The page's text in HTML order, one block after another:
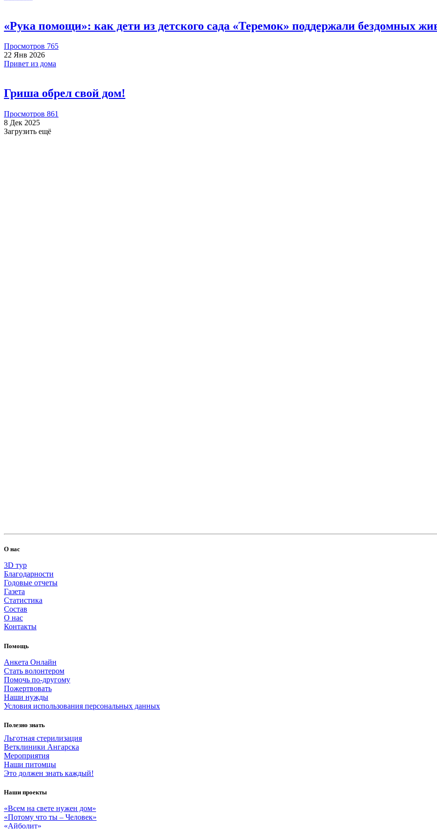
«Рука помощи»: как дети из детского сада «Теремок» поддержали бездомных
Просмотров 765
22 Янв 2026
Привет из дома
Гриша обрел свой дом!
Просмотров 861
8 Дек 2025
Загрузить ещё
О нас
3D тур
Благодарности
Годовые отчеты
Газета
Статистика
Состав
О нас
Контакты
Помощь
Анкета Онлайн
Стать волонтером
Помочь по-другому
Пожертвовать
Наши нужды
Условия использования персональных данных
Полезно знать
Льготная стерилизация
Ветклиники Ангарска
Мероприятия
Наши питомцы
Это должен знать каждый!
Наши проекты
«Всем на свете нужен дом»
«Потому что ты – Человек»
«Айболит»